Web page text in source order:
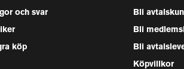
och svar
köp
Bli
Bli
Bli
Köpvillkor